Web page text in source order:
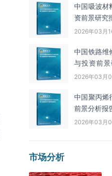
中国吸波材
资前景研究
2026年03月
中国铁路维
与投资前
年）
2026年03月
中国聚丙烯
前景分析报
2026年03月
市场分析